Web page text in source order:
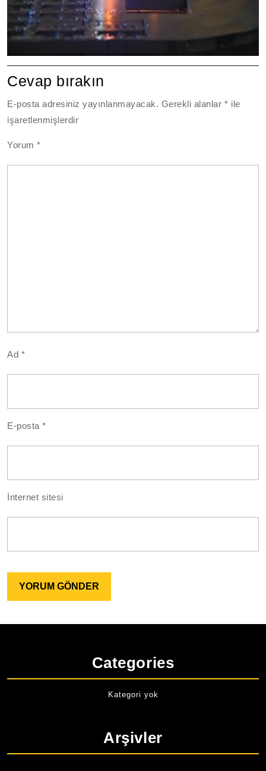
Cevap bırakın
E-posta adresiniz yayınlanmayacak. Gerekli alanlar* ile
işaretlenmişlerdir
Yorum*
Ad *
E-posta*
İnternet sitesi
Categories
Kategori yok
Arşivler